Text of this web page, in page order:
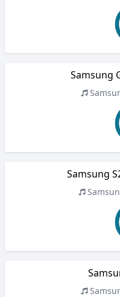
Samsung
Samsung